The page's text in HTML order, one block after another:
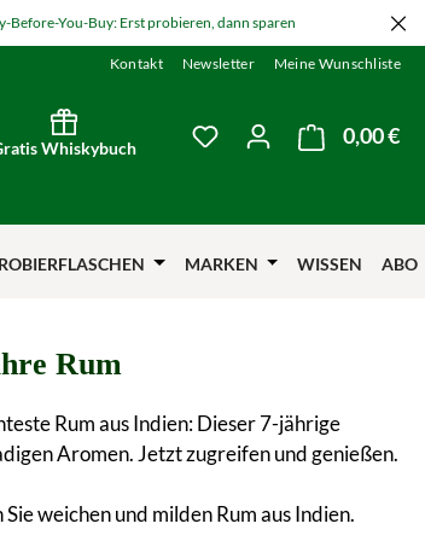
Before-You-Buy: Erst probieren, dann sparen
Kontakt Newsletter Meine Wunschliste
Whiskybuch
Du hast 0 Produkte
0,00 €
MARKEN WISSEN ABO
Rum
Rum aus Indien: Dieser 7-jährige
Aromen. Jetzt zugreifen und genießen.
Sie weichen und milden Rum aus Indien.